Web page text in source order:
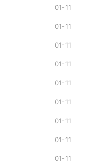
01-11
01-11
01-11
01-11
01-11
01-11
01-11
01-11
01-11